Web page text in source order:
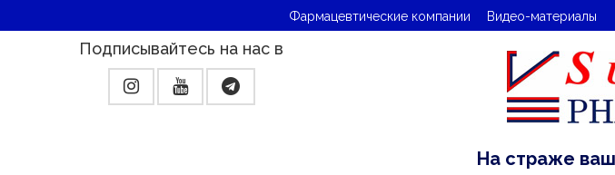
Фармацевтические компании Видео-материалы
Подписывайтесь на нас в
На страже